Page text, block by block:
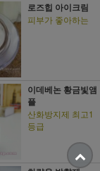
로즈힙 아이크림
피부가 좋아하는
이데베논 황금빛앰
플
산화방지제 최고1
등급